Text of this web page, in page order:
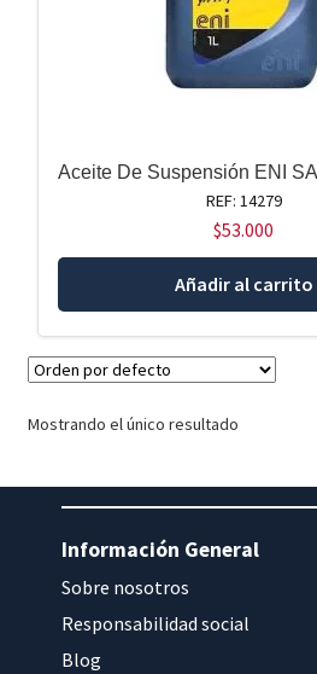
Aceite De Suspensión ENI
REF: 14279
$53.000
Añadir al carrito
Mostrando el único resultado
Información General
Sobre nosotros
Responsabilidad social
Blog